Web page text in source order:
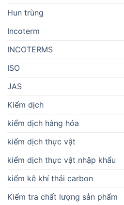
Hun trùng
Incoterm
INCOTERMS
ISO
JAS
Kiểm dịch
kiểm dịch hàng hóa
kiểm dịch thực vật
kiểm dịch thực vật nhập khẩu
kiểm kê khí thải carbon
Kiểm tra chất lượng sản phẩm